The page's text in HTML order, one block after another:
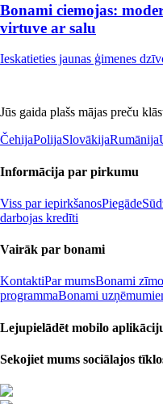
Bonami ciemojas:
virtuve ar salu
Ieskatieties jaunas ģimenes
Jūs gaida plašs mājas preču
ČehijaPolijaSlovākijaRumānija
Informācija par pirkumu
Viss par iepirkšanosPiegāde
darbojas kredīti
Vairāk par bonami
KontaktiPar mumsBonami
programmaBonami
Lejupielādēt mobilo
Sekojiet mums sociālajos